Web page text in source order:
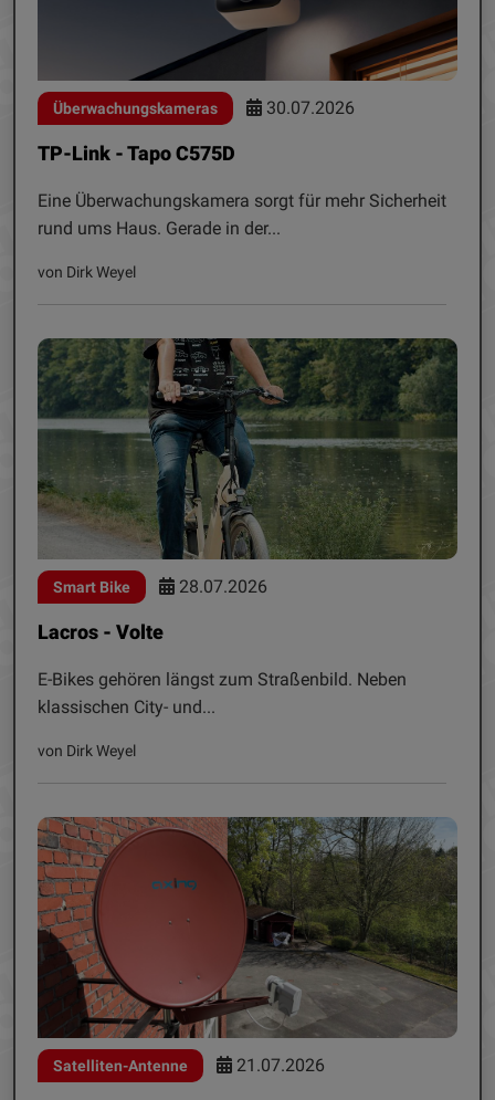
Überwachungskameras 30.07.2026
TP-Link - Tapo C575D
Eine Überwachungskamera sorgt für mehr Sicherheit
rund ums Haus. Gerade in der...
von Dirk Weyel
Smart Bike 28.07.2026
Lacros - Volte
E-Bikes gehören längst zum Straßenbild. Neben
klassischen City- und...
von Dirk Weyel
Satelliten-Antenne 21.07.2026